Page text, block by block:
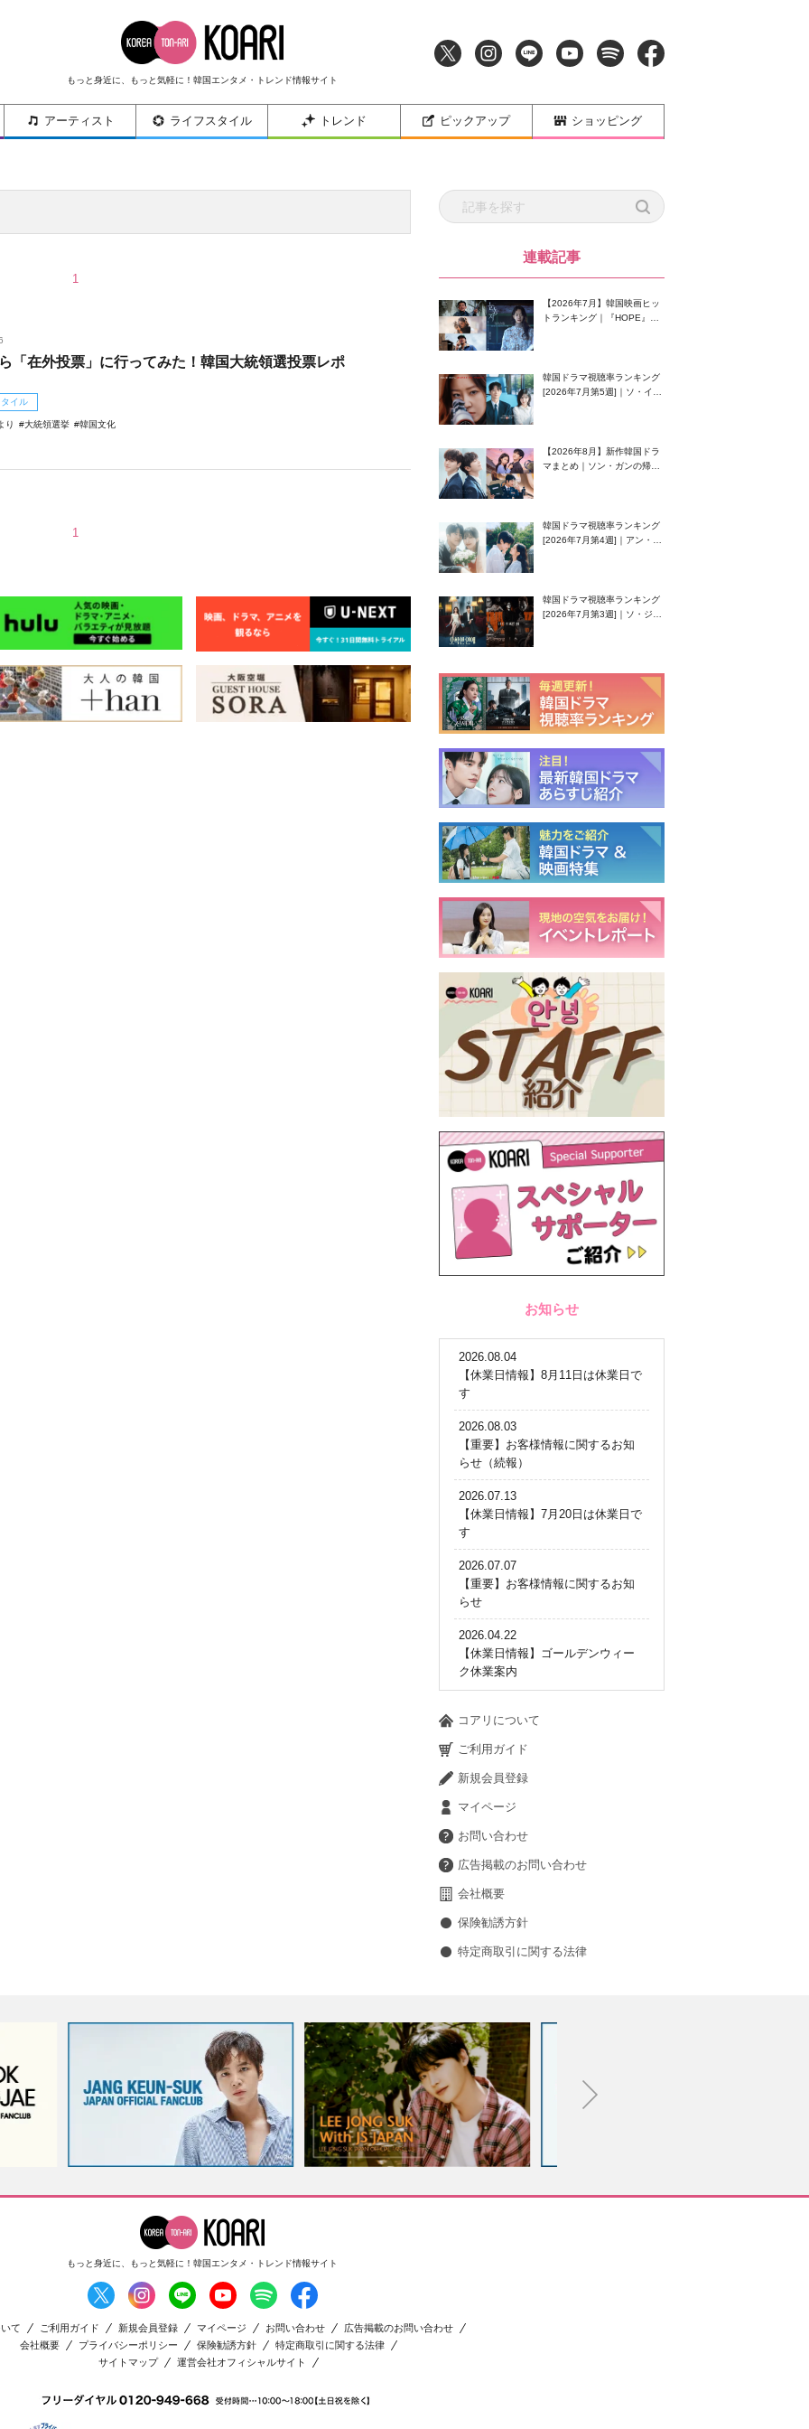
もっと身近に、もっと気軽に！韓国エンタメ・トレンド情報サイト
アーティスト ライフスタイル トレンド ピックアップ ショッピング
1
「在外投票」に行ってみた！韓国大統領選投票レポ
イル
り 大統領選挙 韓国文化
1
連載記事
【2026年7月】韓国映画ヒッ
トランキング｜『HOPE』が
韓国ドラマ視聴率ランキング
[2026年7月第5週]｜ソ・イン
【2026年8月】新作韓国ドラ
マまとめ｜ソン・ガンの帰
韓国ドラマ視聴率ランキング
[2026年7月第4週]｜アン・ヒ
韓国ドラマ視聴率ランキング
[2026年7月第3週]｜ソ・ジソ
お知らせ
2026.08.04
【休業日情報】8月11日は休業日で
す
2026.08.03
【重要】お客様情報に関するお知
らせ（続報）
2026.07.13
【休業日情報】7月20日は休業日で
す
2026.07.07
【重要】お客様情報に関するお知
らせ
2026.04.22
【休業日情報】ゴールデンウィー
ク休業案内
コアリについて
ご利用ガイド
新規会員登録
マイページ
お問い合わせ
広告掲載のお問い合わせ
会社概要
保険勧誘方針
特定商取引に関する法律
もっと身近に、もっと気軽に！ 韓国エンタメ・トレンド情報サイト
て ご利用ガイド 新規会員登録 マイページ お問い合わせ
広告掲載のお問い合わせ
会社概要
プライバシーポリシー 保険勧誘方針
特定商取引に関する法律
サイトマップ
運営会社オフィシャルサイト